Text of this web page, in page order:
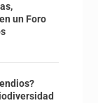
un Foro